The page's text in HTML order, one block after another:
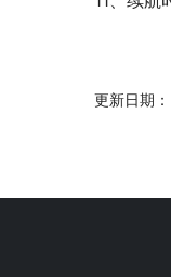
更新日期